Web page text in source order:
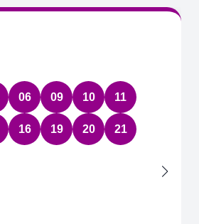
06 09 10 11
16 19 20 21